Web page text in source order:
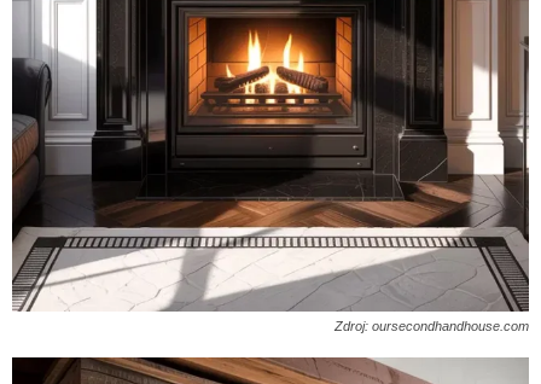
Zdroj: oursecondhandhouse.com